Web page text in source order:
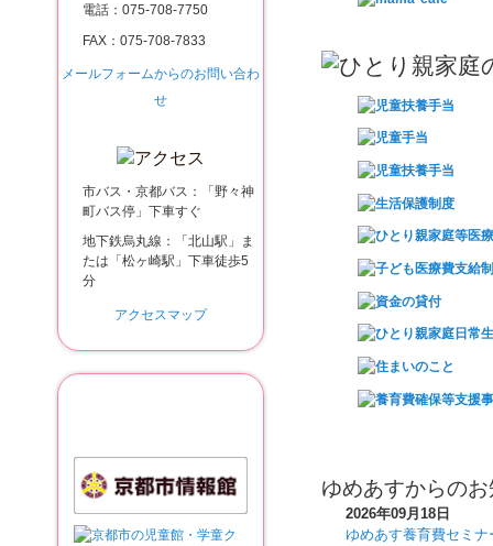
ゆめあすからの
2026年09月18日
ゆめあす養育費セミ
電話： 075-708-7750
FAX：075-708-7833
メールフォームからのお問い合わ
せ
市バス・京都バス：「野々神
町バス停」下車すぐ
地下鉄烏丸線：「北山駅」ま
たは「松ヶ崎駅」下車徒歩5
分
アクセスマップ
関連リンク